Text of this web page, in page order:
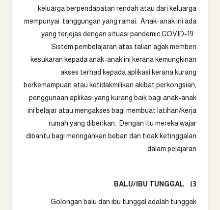
keluarga berpendapatan rendah atau dari keluarga
mempunyai tanggungan yang ramai. Anak-anak ini ada
yang terjejas dengan situasi pandemic COVID-19.
Sistem pembelajaran atas talian agak memberi
kesukaran kepada anak-anak ini kerana kemungkinan
akses terhad kepada aplikasi kerana kurang
berkemampuan atau ketidakmilikan akibat perkongsian,
penggunaan aplikasi yang kurang baik bagi anak-anak
ini belajar atau mengakses bagi membuat latihan/kerja
rumah yang diberikan.
Dengan itu mereka wajar
dibantu bagi meringankan beban dan tidak ketinggalan
dalam pelajaran.
3)
BALU/IBU TUNGGAL
Golongan balu dan ibu tunggal adalah tunggak